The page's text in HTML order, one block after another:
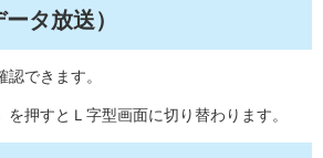
タ放送）
できます。
を押すとＬ字型画面に切り替わります。